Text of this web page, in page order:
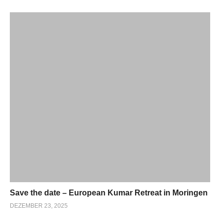
Save the date – European Kumar Retreat in Moringen
DEZEMBER 23, 2025